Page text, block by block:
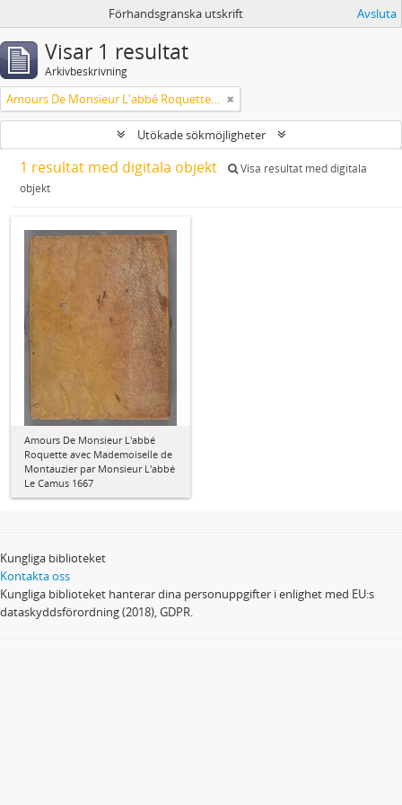
Förhandsgranska utskrift Avsluta
Visar 1 resultat
Arkivbeskrivning
Amours De Monsieur L'abbé Roquette avec Mademoiselle de Montauzier par Monsieur L'abbé Le Camus 1667
Utökade sökmöjligheter
1 resultat med digitala objekt
Visa resultat med digitala
objekt
Amours De Monsieur L'abbé
Roquette avec Mademoiselle de
Montauzier par Monsieur L'abbé
Le Camus 1667
Kungliga biblioteket
Kontakta oss
Kungliga biblioteket hanterar dina personuppgifter i enlighet med EU:s
dataskyddsförordning (2018), GDPR.